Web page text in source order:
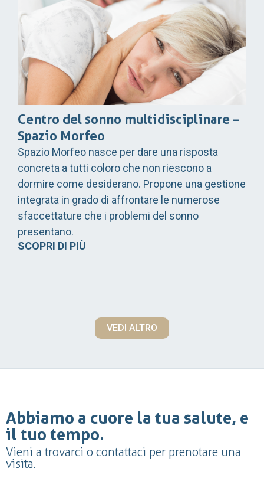
Centro del sonno multidisciplinare –
Spazio Morfeo
Spazio Morfeo nasce per dare una risposta
concreta a tutti coloro che non riescono a
dormire come desiderano. Propone una gestione
integrata in grado di affrontare le numerose
sfaccettature che i problemi del sonno
presentano.
SCOPRI DI PIÙ
VEDI ALTRO
Abbiamo a cuore la tua salute, e
il tuo tempo.
Vieni a trovarci o contattaci per prenotare una
visita.